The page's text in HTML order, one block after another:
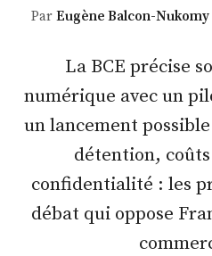
Par Eugène Balcon-Nukomy
La BCE précise
numérique avec un
un lancement
détention,
confidentialité : les
débat qui oppose